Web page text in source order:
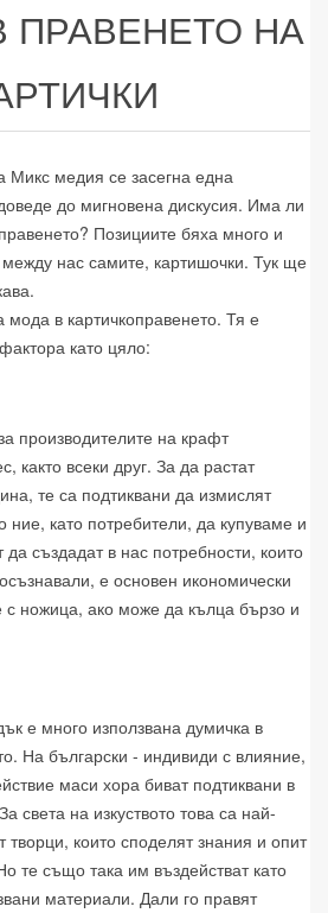
ПРАВЕНЕТО НА
Микс медия се засегна една
до мигновена дискусия. Има ли
Позициите бяха много и
нас самите, картишочки. Тук ще
в картичкоправенето. Тя е
като цяло:
производителите на крафт
както всеки друг. За да растат
те са подтиквани да измислят
ние, като потребители, да купуваме и
създадат в нас потребности, които
е основен икономически
с ножица, ако може да кълца бързо и
е много използвана думичка в
На български - индивиди с влияние,
маси хора биват подтиквани в
света на изкуството това са най-
творци, които споделят знания и опит
те също така им въздействат като
материали. Дали го правят